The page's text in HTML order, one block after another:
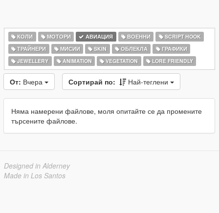
КОЛИ МОТОРИ АВИАЦИЯ ВОЕННИ
SCRIPT HOOK
ТРАЙНЕРИ
МИСИИ SKIN ОБЛЕКЛА
ГРАФИКИ
JEWELLERY
ANIMATION VEGETATION LORE FRIENDLY
От: Вчера Сортирай по: Най-теглени
Няма намерени файлове, моля опитайте се да промените
търсените файлове.
Designed in Alderney
Made in Los Santos